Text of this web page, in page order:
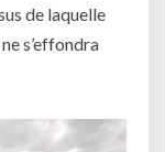
de laquelle
s’effondra